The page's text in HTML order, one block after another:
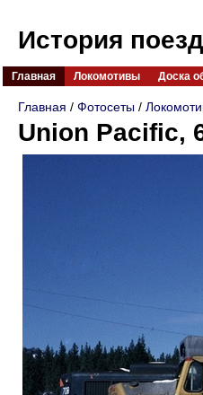
История
Главная Локомотивы Доска
Главная / Фотосеты /
Union Pacific,